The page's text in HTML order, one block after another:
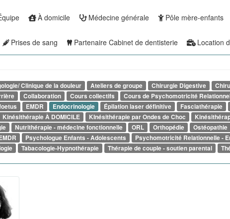
À domicile Médecine générale Pôle mère-enfants
Prises de sang Partenaire Cabinet de dentisterie Location
Clinique de la douleur Ateliers de groupe Chirurgie Digestive
Collaboration Cours collectifs Cours de Psychomotricité
EMDR Endocrinologie Épilation laser définitive Fasciathérapie
Kinésithérapie À DOMICILE KInésithérapie par Ondes de Choc
Nutrithérapie - médecine fonctionnelle ORL Orthopédie Ostéopathie
Psychologue Enfants - Adolescents
Psychomotricité Relationnelle -
Tabacologie-Hypnothérapie Thérapie de couple - soutien parental